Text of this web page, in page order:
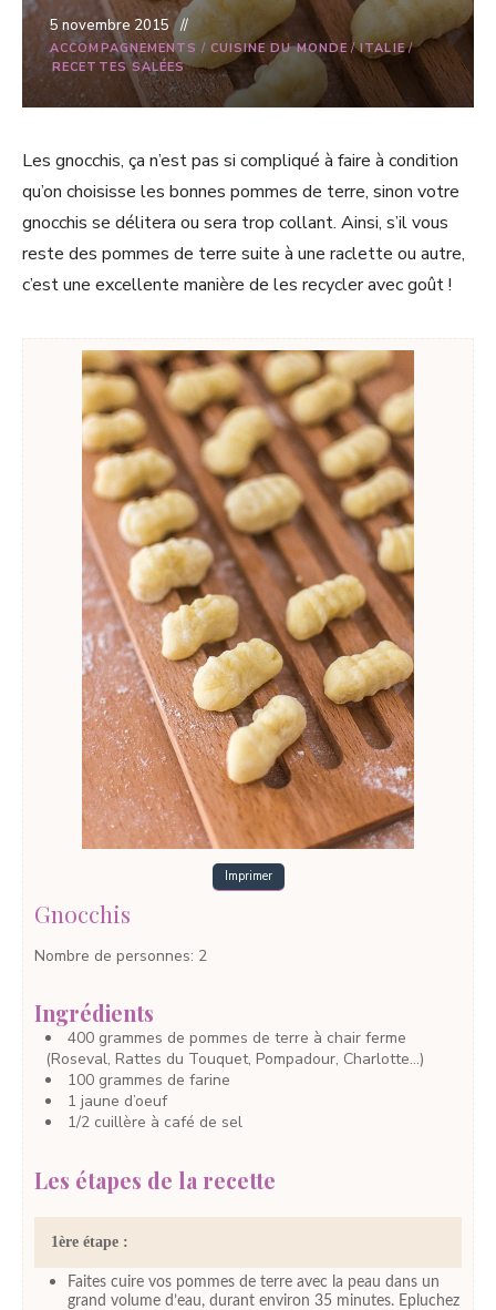
5 novembre 2015
ACCOMPAGNEMENTS / CUISINE DU MONDE /ITALIE/
RECETTES SALÉES
Les gnocchis, ça n’est pas si compliqué à faire à condition
qu’on choisisse les bonnes pommes de terre, sinon votre
gnocchis se délitera ou sera trop collant. Ainsi, s’il vous
reste des pommes de terre suite à une raclette ou autre,
c’est une excellente manière de les recycler avec goût !
Imprimer
Gnocchis
Nombre de personnes: 2
Ingrédients
400 grammes de pommes de terre à chair ferme
(Roseval, Rattes du Touquet, Pompadour, Charlotte…)
100 grammes de farine
1 jaune d’oeuf
1/2 cuillère à café de sel
Les étapes de la recette
1ère étape :
Faites cuire vos pommes de terre avec la peau dans un
grand volume d’eau, durant environ 35 minutes. Epluchez